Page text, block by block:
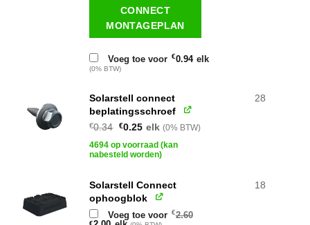
CONNECT
MONTAGEPLAN
Voeg toe voor €0.94 elk
(0% BTW)
Solarstell connect
beplatingsschroef
€0.34 Oorspronkelijke
was:
€0.34.
€0.25Huidige
is:
€0.25.
elk (0% BTW)
4694 op voorraad (kan
nabesteld worden)
28
Solarstell Connect
ophoogblok
Voeg toe voor €2.60
€
18